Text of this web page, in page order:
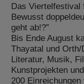
Das Viertelfestival
Bewusst
geht ab!?”
Bis Ende August
Thayatal und
Literatur, Musik,
Kunstprojekten
200